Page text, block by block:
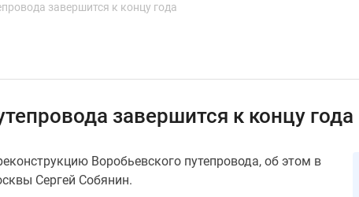
завершится к концу года
завершится к концу года
Воробьевского путепровода, об этом в
Сергей Собянин.